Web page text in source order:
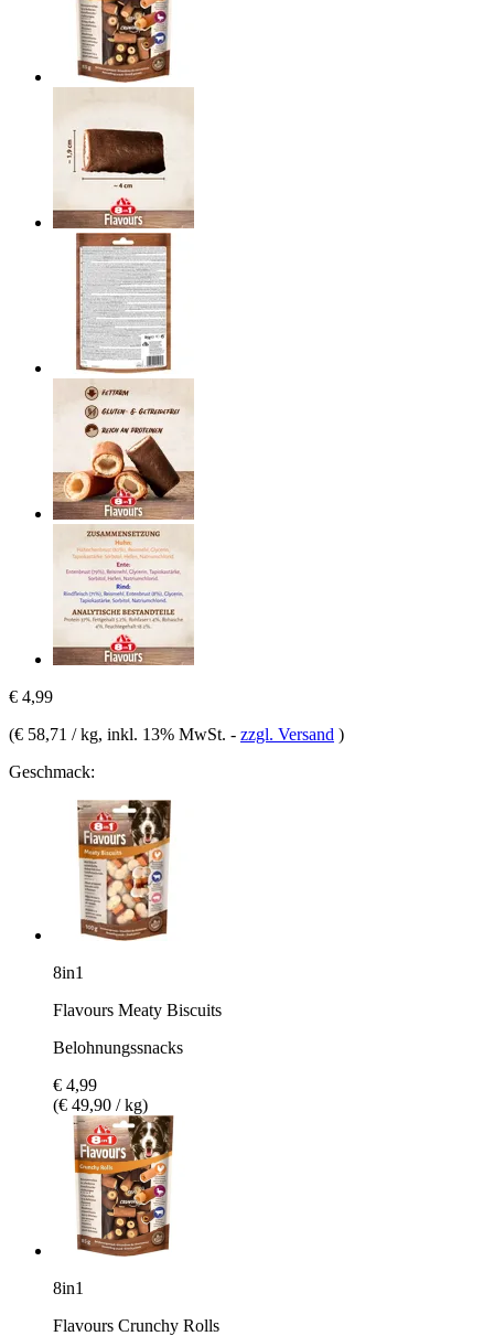
€ 4,99
(€ 58,71 / kg, inkl. 13% MwSt. - zzgl. Versand )
Geschmack:
8in1
Flavours Meaty Biscuits
Belohnungssnacks
€ 4,99
(€ 49,90 / kg)
8in1
Flavours Crunchy Rolls